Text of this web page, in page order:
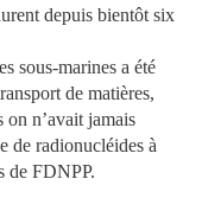
depuis bientôt six
marines a été
de matières,
on n’avait jamais
de radionucléides à
de FDNPP.